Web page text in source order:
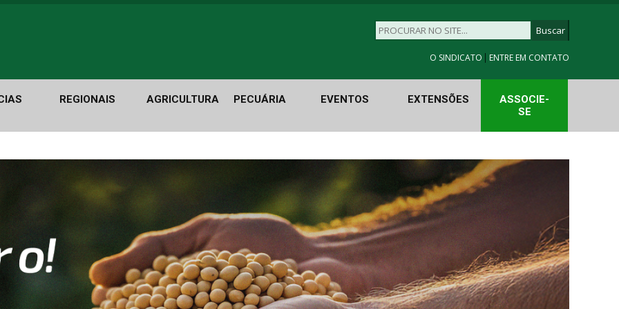
O SINDICATO | ENTRE EM CONTATO
REGIONAIS AGRICULTURA PECUÁRIA EVENTOS EXTENSÕES
ASSOCIE-
SE